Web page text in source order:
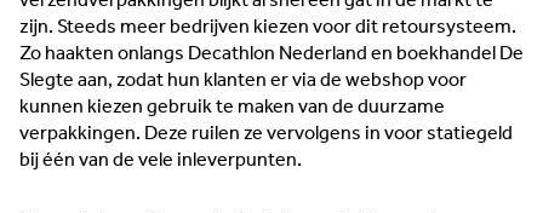
zijn. Steeds meer bedrijven kiezen voor dit retoursysteem.
Zo haakten onlangs Decathlon Nederland en boekhandel De
Slegte aan, zodat hun klanten er via de webshop voor
kunnen kiezen gebruik te maken van de duurzame
verpakkingen. Deze ruilen ze vervolgens in voor statiegeld
bij één van de vele inleverpunten.